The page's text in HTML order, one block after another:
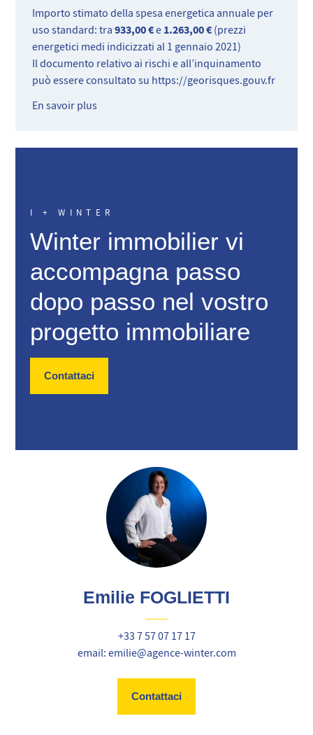
Importo stimato della spesa energetica annuale per
uso standard: tra933,00 €e 1.263,00 € (prezzi
energetici medi indicizzati al 1 gennaio 2021)
Il documento relativo ai rischi e all’inquinamento
può essere consultato su https://georisques.gouv.fr
En savoir plus
I + WINTER
Winter immobilier vi
accompagna passo
dopo passo nel vostro
progetto immobiliare
Contattaci
Emilie FOGLIETTI
+33 7 57 07 17 17
email: emilie@agence-winter.com
Contattaci